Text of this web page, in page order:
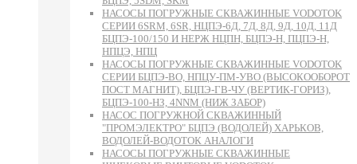
НАСОСЫ ПОГРУЖНЫЕ СКВАЖИННЫЕ VODOTOK
СЕРИИ 6SRM, 6SR, НЦПЭ-6Д, 7Д, 8Д, 9Д, 10Д, 11Д
БЦПЭ-100/150 И НЕРЖ НЦПН, БЦПЭ-Н, ПЦПЭ-Н,
НПЦЭ, НПЦ
НАСОСЫ ПОГРУЖНЫЕ СКВАЖИННЫЕ VODOTOK
СЕРИИ БЦПЭ-ВО, НПЦУ-ПМ-УВО (ВЫСОКООБОРОТ
ПОСТ МАГНИТ), БЦПЭ-ГВ-ЧУ (ВЕРТИК-ГОРИЗ),
БЦПЭ-100-НЗ, 4NNM (НИЖ ЗАБОР)
НАСОС ПОГРУЖНОЙ СКВАЖИННЫЙ
"ПРОМЭЛЕКТРО" БЦПЭ (ВОДОЛЕЙ) ХАРЬКОВ,
ВОДОЛЕЙ-ВОДОТОК АНАЛОГИ
НАСОСЫ ПОГРУЖНЫЕ СКВАЖИННЫЕ